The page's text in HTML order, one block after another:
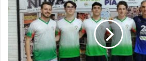
Águia
são
selecionados
para
disputar
Campeonato